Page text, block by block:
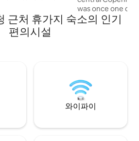
oasis, a peaceful
the bustling
Tivoli, City Hall
throughout.
was once one of
old city. The
restored,
근처 휴가지 숙소의 인기
편의시설
와이파이